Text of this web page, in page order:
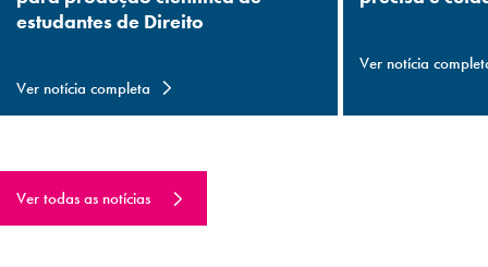
estudantes de Direito
Ver notícia completa
Ver notícia
Ver todas as notícias